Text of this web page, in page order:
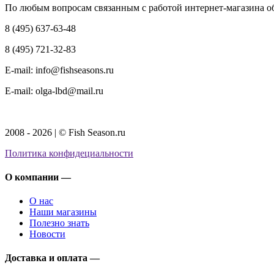
По любым вопросам связанным с работой интернет-магазина
8 (495) 637-63-48
8 (495) 721-32-83
E-mail: info@fishseasons.ru
E-mail: olga-lbd@mail.ru
2008 - 2026 | © Fish Season.ru
Политика конфидециальности
О компании —
О нас
Наши магазины
Полезно знать
Новости
Доставка и оплата —